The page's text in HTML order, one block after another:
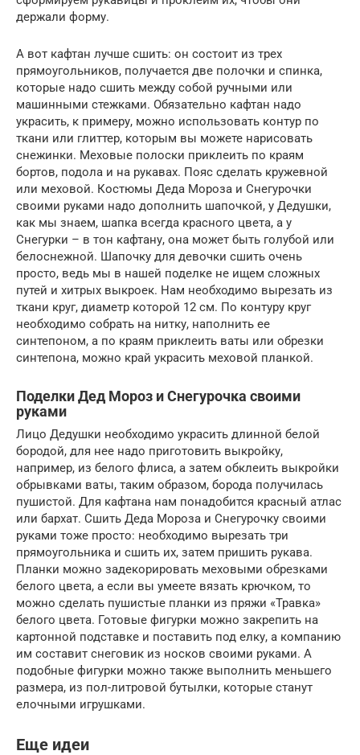
держали форму.
А вот кафтан лучше сшить: он состоит из трех
прямоугольников, получается две полочки и спинка,
которые надо сшить между собой ручными или
машинными стежками. Обязательно кафтан надо
украсить, к примеру, можно использовать контур по
ткани или глиттер, которым вы можете нарисовать
снежинки. Меховые полоски приклеить по краям
бортов, подола и на рукавах. Пояс сделать кружевной
или меховой. Костюмы Деда Мороза и Снегурочки
своими руками надо дополнить шапочкой, у Дедушки,
как мы знаем, шапка всегда красного цвета, а у
Снегурки – в тон кафтану, она может быть голубой или
белоснежной. Шапочку для девочки сшить очень
просто, ведь мы в нашей поделке не ищем сложных
путей и хитрых выкроек. Нам необходимо вырезать из
ткани круг, диаметр которой 12 см. По контуру круг
необходимо собрать на нитку, наполнить ее
синтепоном, а по краям приклеить ваты или обрезки
синтепона, можно край украсить меховой планкой.
Поделки Дед Мороз и Снегурочка своими
руками
Лицо Дедушки необходимо украсить длинной белой
бородой, для нее надо приготовить выкройку,
например, из белого флиса, а затем обклеить выкройки
обрывками ваты, таким образом, борода получилась
пушистой. Для кафтана нам понадобится красный атлас
или бархат. Сшить Деда Мороза и Снегурочку своими
руками тоже просто: необходимо вырезать три
прямоугольника и сшить их, затем пришить рукава.
Планки можно задекорировать меховыми обрезками
белого цвета, а если вы умеете вязать крючком, то
можно сделать пушистые планки из пряжи «Травка»
белого цвета. Готовые фигурки можно закрепить на
картонной подставке и поставить под елку, а компанию
им составит снеговик из носков своими руками. А
подобные фигурки можно также выполнить меньшего
размера, из пол-литровой бутылки, которые станут
елочными игрушками.
Еще идеи